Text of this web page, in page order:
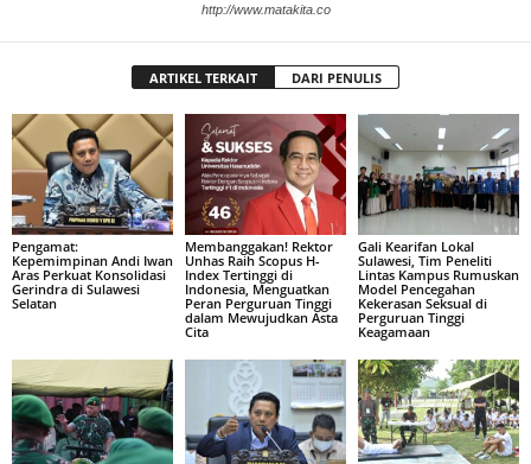
http://www.matakita.co
ARTIKEL TERKAIT DARI PENULIS
Pengamat:
Kepemimpinan Andi Iwan
Aras Perkuat Konsolidasi
Gerindra di Sulawesi
Selatan
Membanggakan! Rektor
Unhas Raih Scopus H-
Index Tertinggi di
Indonesia, Menguatkan
Peran Perguruan Tinggi
dalam Mewujudkan Asta
Cita
Gali Kearifan Lokal
Sulawesi, Tim Peneliti
Lintas Kampus Rumuskan
Model Pencegahan
Kekerasan Seksual di
Perguruan Tinggi
Keagamaan